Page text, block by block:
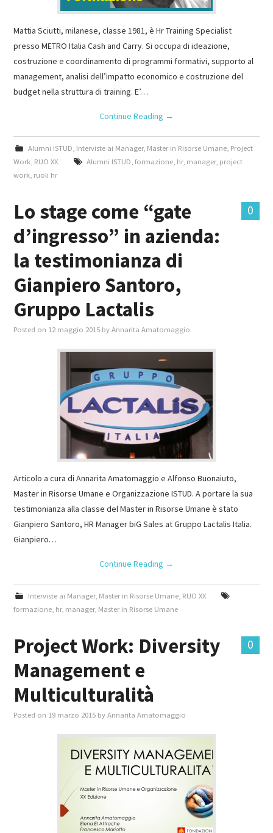
Mattia Sciutti, milanese, classe 1981, è Hr Training Specialist
presso METRO Italia Cash and Carry. Si occupa di ideazione,
costruzione e coordinamento di programmi formativi, supporto al
management, analisi dell’impatto economico e costruzione del
budget nella struttura di training. E’…
Continue Reading →
Alumni ISTUD Interviste ai Manager, Master in Risorse Umane, Project
Work RUO XX Alumni ISTUD formazione, hr, manager, project
work ruoli hr
0
Lo stage come “gate
d’ingresso” in azienda:
la testimonianza di
Gianpiero Santoro,
Gruppo Lactalis
Posted on 12 maggio 2015 byAnnarita Amatomaggio
Articolo a cura di Annarita Amatomaggio e Alfonso Buonaiuto,
Master in Risorse Umane e Organizzazione ISTUD. A portare la sua
testimonianza alla classe del Master in Risorse Umane è stato
Gianpiero Santoro, HR Manager biG Sales at Gruppo Lactalis Italia.
Gianpiero…
Continue Reading →
Interviste ai Manager, Master in Risorse Umane, RUO XX
formazione hr, manager, Master in Risorse Umane
0
Project Work: Diversity
Management e
Multiculturalità
Posted on 19 marzo 2015 byAnnarita Amatomaggio